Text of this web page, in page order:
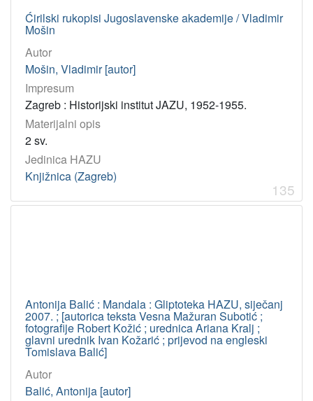
Ćirilski rukopisi Jugoslavenske akademije / Vladimir
Mošin
Autor
Mošin, Vladimir [autor]
Impresum
Zagreb : Historijski institut JAZU, 1952-1955.
Materijalni opis
2 sv.
Jedinica HAZU
Knjižnica (Zagreb)
135
Antonija Balić : Mandala : Gliptoteka HAZU, siječanj
2007. ; [autorica teksta Vesna Mažuran Subotić ;
fotografije Robert Kožić ; urednica Ariana Kralj ;
glavni urednik Ivan Kožarić ; prijevod na engleski
Tomislava Balić]
Autor
Balić, Antonija [autor]